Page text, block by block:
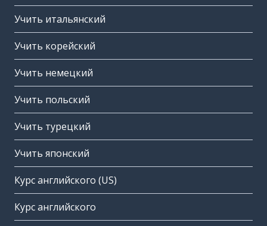
Учить итальянский
Учить корейский
Учить немецкий
Учить польский
Учить турецкий
Учить японский
Курс английского (US)
Курс английского